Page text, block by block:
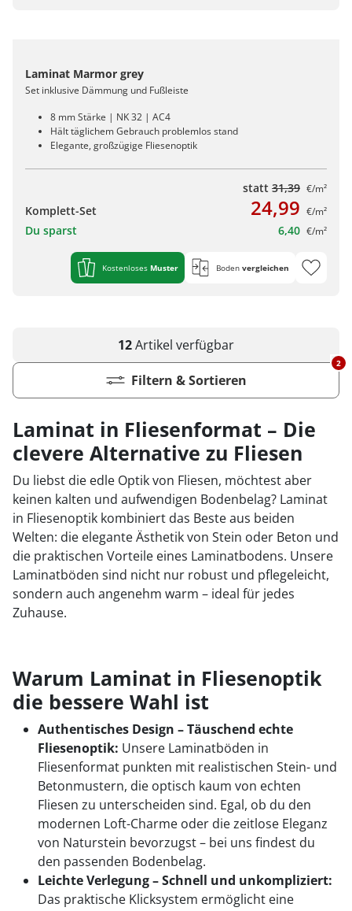
Laminat Marmor grey
Set inklusive Dämmung und Fußleiste
8 mm Stärke | NK 32 | AC4
Hält täglichem Gebrauch problemlos stand
Elegante, großzügige Fliesenoptik
statt 31,39 €/m²
Komplett-Set 24,99 €/m²
Du sparst 6,40 €/m²
Kostenloses Muster Boden vergleichen
12Artikel verfügbar
Filtern & Sortieren
2
Laminat in Fliesenformat – Die
clevere Alternative zu Fliesen
Du liebst die edle Optik von Fliesen, möchtest aber
keinen kalten und aufwendigen Bodenbelag? Laminat
in Fliesenoptik kombiniert das Beste aus beiden
Welten: die elegante Ästhetik von Stein oder Beton und
die praktischen Vorteile eines Laminatbodens. Unsere
Laminatböden sind nicht nur robust und pflegeleicht,
sondern auch angenehm warm – ideal für jedes
Zuhause.
Warum Laminat in Fliesenoptik
die bessere Wahl ist
Authentisches Design – Täuschend echte
Fliesenoptik: Unsere Laminatböden in
Fliesenformat punkten mit realistischen Stein- und
Betonmustern, die optisch kaum von echten
Fliesen zu unterscheiden sind. Egal, ob du den
modernen Loft-Charme oder die zeitlose Eleganz
von Naturstein bevorzugst – bei uns findest du
den passenden Bodenbelag.
Leichte Verlegung – Schnell und unkompliziert:
Das praktische Klicksystem ermöglicht eine